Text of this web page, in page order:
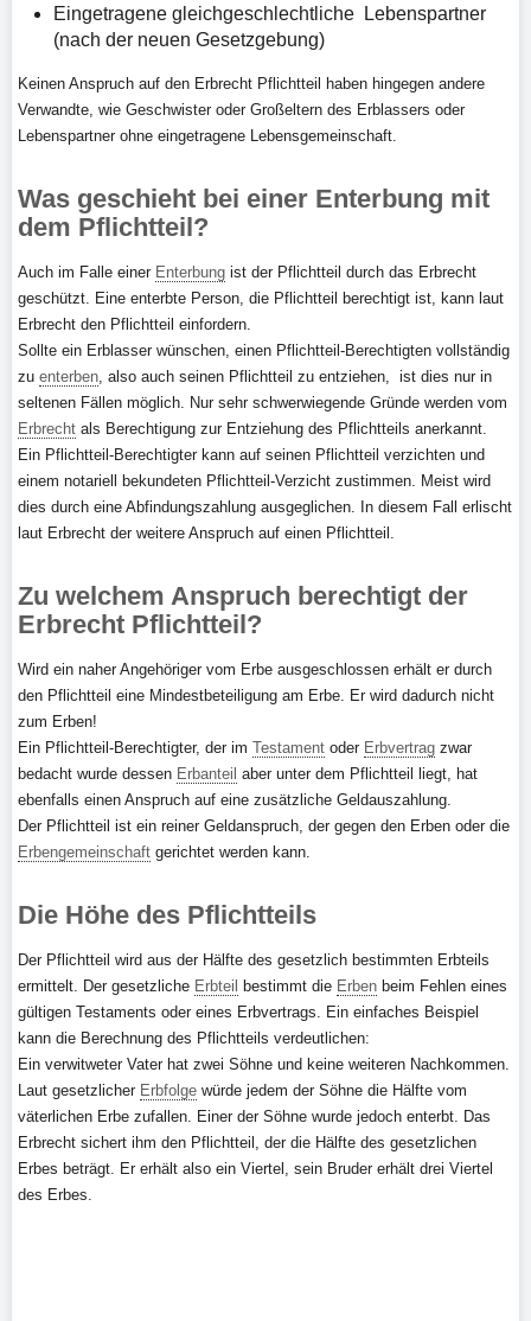
Eingetragene gleichgeschlechtliche Lebenspartner
(nach der neuen Gesetzgebung)
Keinen Anspruch auf den Erbrecht Pflichtteil haben hingegen andere
Verwandte, wie Geschwister oder Großeltern des Erblassers oder
Lebenspartner ohne eingetragene Lebensgemeinschaft.
Was geschieht bei einer Enterbung mit
dem Pflichtteil?
Auch im Falle einer Enterbung ist der Pflichtteil durch das Erbrecht
geschützt. Eine enterbte Person, die Pflichtteil berechtigt ist, kann laut
Erbrecht den Pflichtteil einfordern.
Sollte ein Erblasser wünschen, einen Pflichtteil-Berechtigten vollständig
zu enterben, also auch seinen Pflichtteil zu entziehen, ist dies nur in
seltenen Fällen möglich. Nur sehr schwerwiegende Gründe werden vom
Erbrecht als Berechtigung zur Entziehung des Pflichtteils anerkannt.
Ein Pflichtteil-Berechtigter kann auf seinen Pflichtteil verzichten und
einem notariell bekundeten Pflichtteil-Verzicht zustimmen. Meist wird
dies durch eine Abfindungszahlung ausgeglichen. In diesem Fall erlischt
laut Erbrecht der weitere Anspruch auf einen Pflichtteil.
Zu welchem Anspruch berechtigt der
Erbrecht Pflichtteil?
Wird ein naher Angehöriger vom Erbe ausgeschlossen erhält er durch
den Pflichtteil eine Mindestbeteiligung am Erbe. Er wird dadurch nicht
zum Erben!
Ein Pflichtteil-Berechtigter, der im Testament oder Erbvertrag zwar
bedacht wurde dessen Erbanteil aber unter dem Pflichtteil liegt, hat
ebenfalls einen Anspruch auf eine zusätzliche Geldauszahlung.
Der Pflichtteil ist ein reiner Geldanspruch, der gegen den Erben oder die
Erbengemeinschaft gerichtet werden kann.
Die Höhe des Pflichtteils
Der Pflichtteil wird aus der Hälfte des gesetzlich bestimmten Erbteils
ermittelt. Der gesetzliche Erbteil bestimmt die Erben beim Fehlen eines
gültigen Testaments oder eines Erbvertrags. Ein einfaches Beispiel
kann die Berechnung des Pflichtteils verdeutlichen:
Ein verwitweter Vater hat zwei Söhne und keine weiteren Nachkommen.
Laut gesetzlicher Erbfolge würde jedem der Söhne die Hälfte vom
väterlichen Erbe zufallen. Einer der Söhne wurde jedoch enterbt. Das
Erbrecht sichert ihm den Pflichtteil, der die Hälfte des gesetzlichen
Erbes beträgt. Er erhält also ein Viertel, sein Bruder erhält drei Viertel
des Erbes.